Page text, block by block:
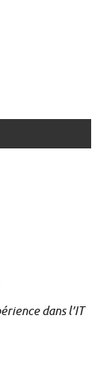
dans l’IT